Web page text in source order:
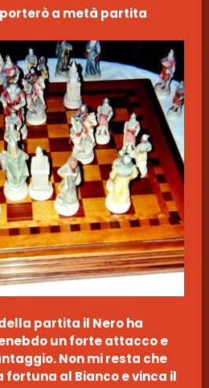
a metà partita
partita il Nero ha
un forte attacco e
Non mi resta che
al Bianco e vinca il